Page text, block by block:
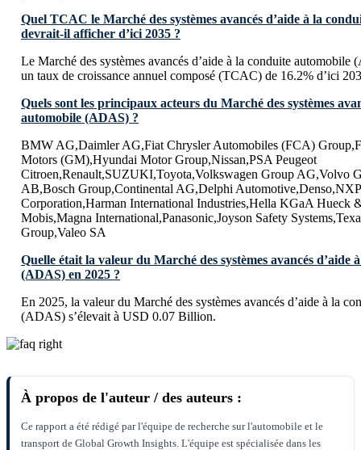
Quel TCAC le Marché des systèmes avancés d’aide à la
devrait-il afficher d’ici 2035 ?
Le Marché des systèmes avancés d’aide à la conduite
un taux de croissance annuel composé (TCAC) de 16.2% d’ici
Quels sont les principaux acteurs du Marché des systèmes
automobile (ADAS) ?
BMW AG,Daimler AG,Fiat Chrysler Automobiles (FCA)
Motors (GM),Hyundai Motor Group,Nissan,PSA Peugeot
Citroen,Renault,SUZUKI,Toyota,Volkswagen Group AG,Volvo
AB,Bosch Group,Continental AG,Delphi
Corporation,Harman International Industries,Hella KGaA Hueck
Mobis,Magna International,Panasonic,Joyson Safety
Group,Valeo SA
Quelle était la valeur du Marché des systèmes avancés d’aide
(ADAS) en 2025 ?
En 2025, la valeur du Marché des systèmes avancés d’aide à la
(ADAS) s’élevait à USD 0.07 Billion.
À propos de l'auteur / des auteurs :
Ce rapport a été rédigé par l'équipe de recherche sur l'automobile et le
transport de Global Growth Insights. L'équipe est spécialisée dans les